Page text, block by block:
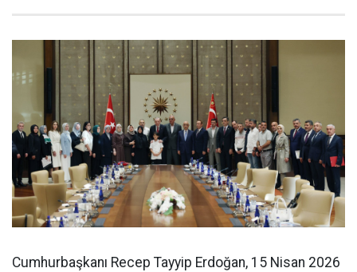
Cumhurbaşkanı Recep Tayyip Erdoğan, 15 Nisan 2026